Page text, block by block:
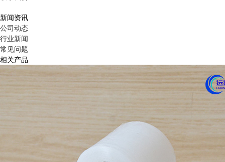
新闻资讯
公司动态
行业新闻
常见问题
相关产品